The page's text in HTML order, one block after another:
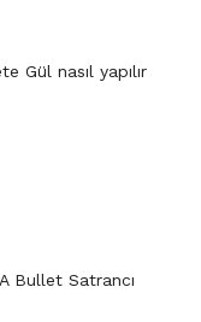
Gül nasıl yapılır
Bullet Satrancı